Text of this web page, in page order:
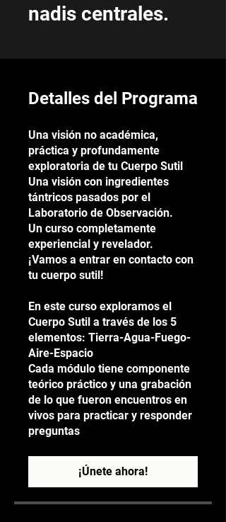
nadis centrales.
Detalles del Programa
Una visión no académica,
práctica y profundamente
exploratoria de tu Cuerpo Sutil
Una visión con ingredientes
tántricos pasados por el
Laboratorio de Observación.
Un curso completamente
experiencial y revelador.
¡Vamos a entrar en contacto con
tu cuerpo sutil!
En este curso exploramos el
Cuerpo Sutil a través de los 5
elementos: Tierra-Agua-Fuego-
Aire-Espacio
Cada módulo tiene componente
teórico práctico y una grabación
de lo que fueron encuentros en
vivos para practicar y responder
preguntas
¡Únete ahora!